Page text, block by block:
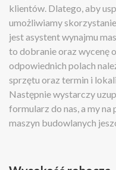
klientów. Dlatego, aby
umożliwiamy
jest asystent wynajmu
to dobranie oraz wycenę
odpowiednich polach
sprzętu oraz termin i
Następnie wystarczy
formularz do nas, a my
maszyn budowlanych